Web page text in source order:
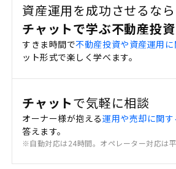
資産運用を成功させるなら
チャットで学ぶ不動産投資
すきま時間で不動産投資や資産運用
ット形式で楽しく学べます。
チャットで気軽に相談
オーナー様が抱える運用や売却に関
答えます。
※自動対応は24時間。オペレーター対応は平